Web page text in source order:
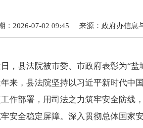
：2026-07-02 09:45 来源： 政府办信息
县法院被市委、市政府表彰为“盐
，县法院坚持以习近平新时代中国
作部署，用司法之力筑牢安全防线
全稳定屏障。深入贯彻总体国家安